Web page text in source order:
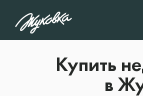
Купить
в
1/5
Какой